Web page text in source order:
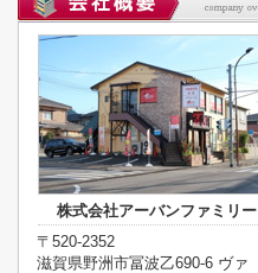
株式会社アーバンファミリー
〒520-2352
滋賀県野洲市冨波乙690-6 ヴァ